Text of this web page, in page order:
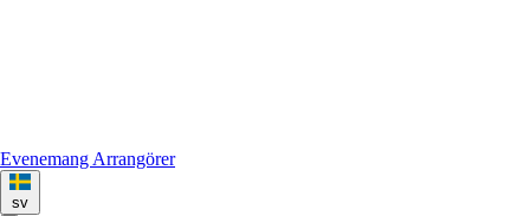
Evenemang Arrangörer
sv